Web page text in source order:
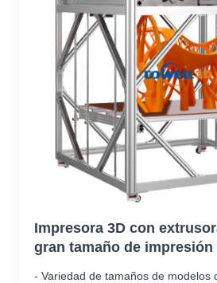
Impresora 3D con
gran tamaño de impresión
- Variedad de tamaños de modelos